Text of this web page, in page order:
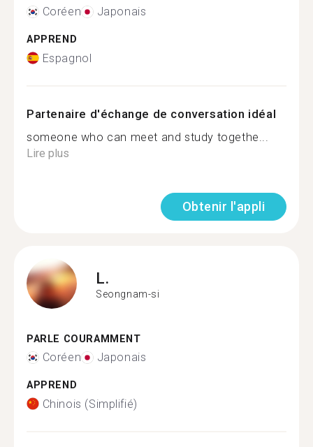
Coréen Japonais
APPREND
Espagnol
Partenaire d'échange de conversation idéal
someone who can meet and study togethe...
Lire plus
Obtenir l'appli
L.
Seongnam-si
PARLE COURAMMENT
Coréen Japonais
APPREND
Chinois (Simplifié)